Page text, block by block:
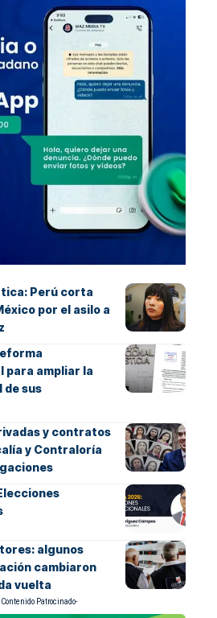
Perú corta
por el asilo a
para ampliar la
de sus
y contratos
y Contraloría
algunos
cambiaron
vuelta
Contenido Patrocinado-